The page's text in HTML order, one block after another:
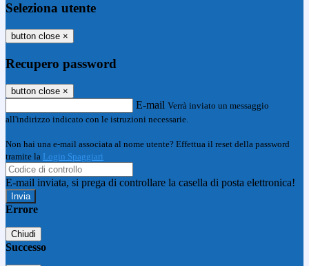
Seleziona utente
button close ×
Recupero password
button close ×
E-mail Verrà inviato un messaggio
all'indirizzo indicato con le istruzioni necessarie.
Non hai una e-mail associata al nome utente? Effettua il reset della password
tramite la Login Spaggiari
E-mail inviata, si prega di controllare la casella di posta elettronica!
Errore
Chiudi
Successo